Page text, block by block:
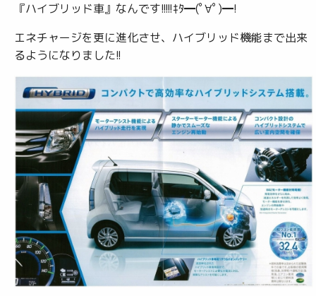
『ハイブリッド車』なんです!!!!!ｷﾀ━(ﾟ∀ﾟ)━!
エネチャージを更に進化させ、ハイブリッド機能まで出来
るようになりました!!